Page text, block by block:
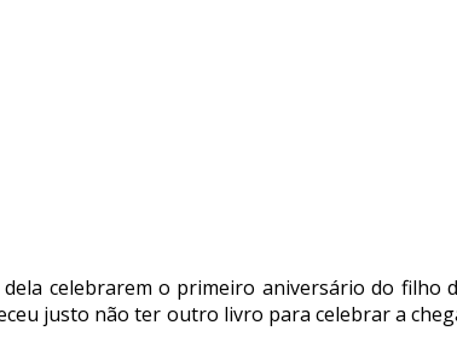
celebrarem o primeiro aniversário do filho
justo não ter outro livro para celebrar a